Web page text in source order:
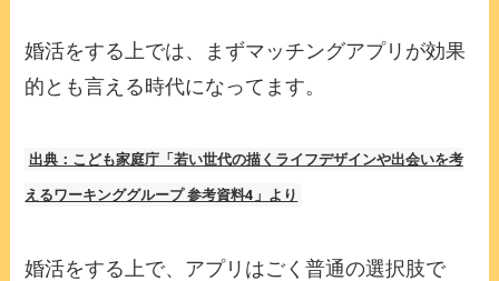
婚活をする上では、まずマッチングアプリが効果
的とも言える時代になってます。
出典：こども家庭庁「若い世代の描くライフデザインや出会いを考
えるワーキンググループ 参考資料4」より
婚活をする上で、アプリはごく普通の選択肢で